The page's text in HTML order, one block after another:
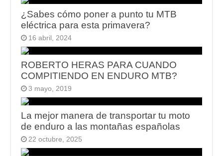
¿Sabes cómo poner a punto tu MTB
eléctrica para esta primavera?
16 abril, 2024
ROBERTO HERAS PARA CUANDO
COMPITIENDO EN ENDURO MTB?
3 mayo, 2019
La mejor manera de transportar tu moto
de enduro a las montañas españolas
22 octubre, 2025